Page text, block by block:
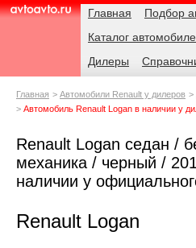
AvtoAvto.ru
Навигация Главная
Подбор
Каталог
Дилеры
Родительские
Главная Автомобили Renault у дилеров
Автомобиль Renault Logan в наличии у
Renault Logan седан /
механика / черный /
наличии у
Renault Logan